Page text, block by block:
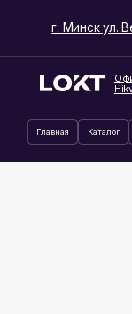
Главная Каталог
г. Минск ул.